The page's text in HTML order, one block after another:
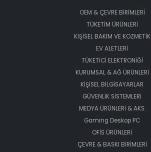
OEM & ÇEVRE BİRİMLERİ
TÜKETİM ÜRÜNLERİ
KİŞİSEL BAKIM VE KOZMETİK
EV ALETLERİ
TÜKETİCİ ELEKTRONİĞİ
KURUMSAL & AĞ ÜRÜNLERİ
KİŞİSEL BİLGİSAYARLAR
GÜVENLİK SİSTEMLERİ
MEDYA ÜRÜNLERİ & AKS.
Gaming Deskop PC
OFİS ÜRÜNLERİ
ÇEVRE & BASKI BİRİMLERİ